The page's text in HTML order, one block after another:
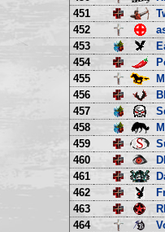
451
452
453
454
455
456
457
458
459
460
461
462
463
464